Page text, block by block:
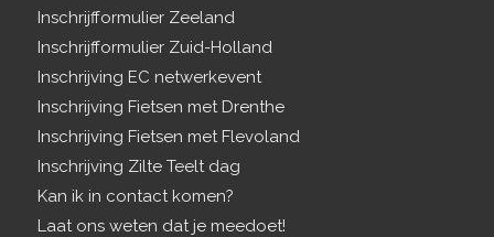
Inschrijfformulier Zeeland
Inschrijfformulier Zuid-Holland
Inschrijving EC netwerkevent
Inschrijving Fietsen met Drenthe
Inschrijving Fietsen met Flevoland
Inschrijving Zilte Teelt dag
Kan ik in contact komen?
Laat ons weten dat je meedoet!